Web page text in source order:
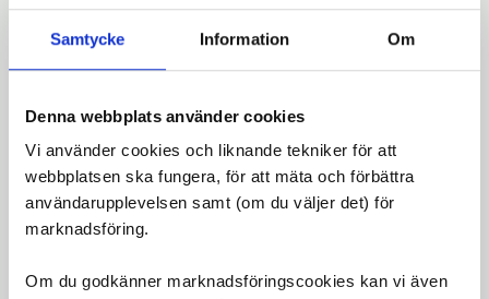
Samtycke Information Om
Denna webbplats använder cookies
Vi använder cookies och liknande tekniker för att
webbplatsen ska fungera, för att mäta och förbättra
användarupplevelsen samt (om du väljer det) för
marknadsföring.
Om du godkänner marknadsföringscookies kan vi även
Montering
: Enkel att montera på cykelns
framställ
Uppgradera din 16" cykel med denna funktionella
och hållbara cykelkorg för bekväm förvaring på
vägen!
Omdömen
Du